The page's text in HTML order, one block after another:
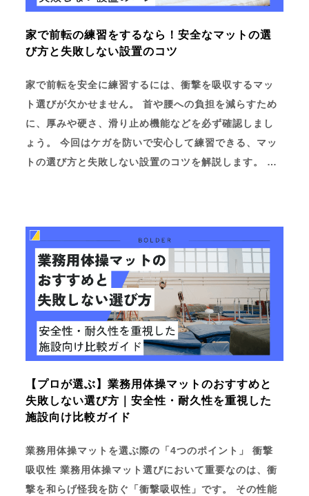
家で前転の練習をするなら！安全なマットの選
び方と失敗しない設置のコツ
家で前転を安全に練習するには、衝撃を吸収するマッ
ト選びが欠かせません。 首や腰への負担を減らすため
に、厚みや硬さ、滑り止め機能などを必ず確認しまし
ょう。 今回はケガを防いで安心して練習できる、マッ
トの選び方と失敗しない設置のコツを解説します。 …
【プロが選ぶ】業務用体操マットのおすすめと
失敗しない選び方｜安全性・耐久性を重視した
施設向け比較ガイド
業務用体操マットを選ぶ際の「4つのポイント」 衝撃
吸収性 業務用体操マット選びにおいて重要なのは、衝
撃を和らげ怪我を防ぐ「衝撃吸収性」です。 その性能